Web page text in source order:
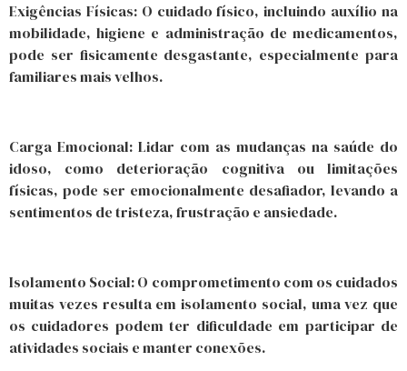
Exigências Físicas: O cuidado físico, incluindo auxílio na
mobilidade, higiene e administração de medicamentos,
pode ser fisicamente desgastante, especialmente para
familiares mais velhos.
Carga Emocional: Lidar com as mudanças na saúde do
idoso, como deterioração cognitiva ou limitações
físicas, pode ser emocionalmente desafiador, levando a
sentimentos de tristeza, frustração e ansiedade.
Isolamento Social: O comprometimento com os cuidados
muitas vezes resulta em isolamento social, uma vez que
os cuidadores podem ter dificuldade em participar de
atividades sociais e manter conexões.